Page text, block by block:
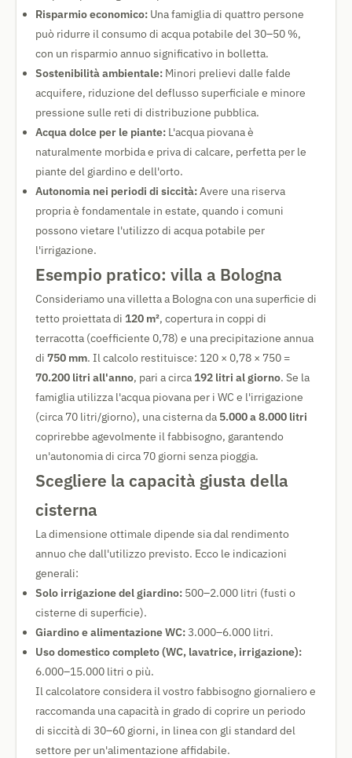
Risparmio economico: Una famiglia di quattro persone
può ridurre il consumo di acqua potabile del 30–50 %,
con un risparmio annuo significativo in bolletta.
Sostenibilità ambientale: Minori prelievi dalle falde
acquifere, riduzione del deflusso superficiale e minore
pressione sulle reti di distribuzione pubblica.
Acqua dolce per le piante: L'acqua piovana è
naturalmente morbida e priva di calcare, perfetta per le
piante del giardino e dell'orto.
Autonomia nei periodi di siccità:Avere una riserva
propria è fondamentale in estate, quando i comuni
possono vietare l'utilizzo di acqua potabile per
l'irrigazione.
Esempio pratico: villa a Bologna
Consideriamo una villetta a Bologna con una superficie di
tetto proiettata di 120 m², copertura in coppi di
terracotta (coefficiente 0,78) e una precipitazione annua
di 750 mm. Il calcolo restituisce: 120 × 0,78 × 750 =
70.200 litri all'anno, pari a circa 192 litri al giorno. Se la
famiglia utilizza l'acqua piovana per i WC e l'irrigazione
(circa 70 litri/giorno), una cisterna da 5.000 a 8.000 litri
coprirebbe agevolmente il fabbisogno, garantendo
un'autonomia di circa 70 giorni senza pioggia.
Scegliere la capacità giusta della
cisterna
La dimensione ottimale dipende sia dal rendimento
annuo che dall'utilizzo previsto. Ecco le indicazioni
generali:
Solo irrigazione del giardino: 500–2.000 litri (fusti o
cisterne di superficie).
Giardino e alimentazione WC:3.000–6.000 litri.
Uso domestico completo (WC, lavatrice, irrigazione):
6.000–15.000 litri o più.
Il calcolatore considera il vostro fabbisogno giornaliero e
raccomanda una capacità in grado di coprire un periodo
di siccità di 30–60 giorni, in linea con gli standard del
settore per un'alimentazione affidabile.